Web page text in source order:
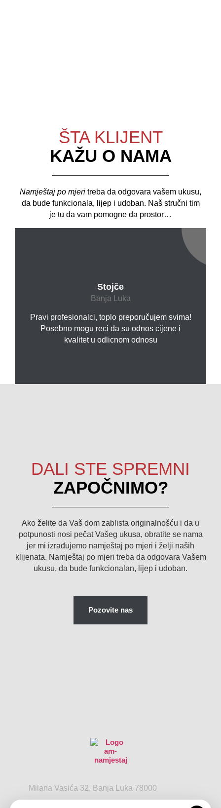
ŠTA KLIJENT
KAŽU O NAMA
Namještaj po mjeri treba da odgovara vašem ukusu,
da bude funkcionala, lijep i udoban. Naš stručni tim
je tu da vam pomogne da prostor…
Stojče
Banja Luka
Pravi profesionalci, toplo preporučujem svima!
Posebno mogu reci da su odnos cijene i
kvalitet u odlicnom odnosu
DALI STE SPREMNI
ZAPOČNIMO?
Ako želite da Vaš dom zablista originalnošću i da u
potpunosti nosi pečat Vašeg ukusa, obratite se nama
jer mi izrađujemo namještaj po mjeri i želji naših
klijenata. Namještaj po mjeri treba da odgovara Vašem
ukusu, da bude funkcionalan, lijep i udoban.
Pozovite nas
Milana Vasića 32, Banja Luka 78000